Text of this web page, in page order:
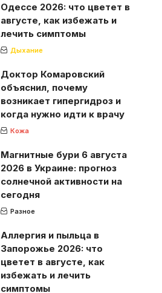
Одессе 2026: что цветет в
августе, как избежать и
лечить симптомы
Дыхание
Доктор Комаровский
объяснил, почему
возникает гипергидроз и
когда нужно идти к врачу
Кожа
Магнитные бури 6 августа
2026 в Украине: прогноз
солнечной активности на
сегодня
Разное
Аллергия и пыльца в
Запорожье 2026: что
цветет в августе, как
избежать и лечить
симптомы